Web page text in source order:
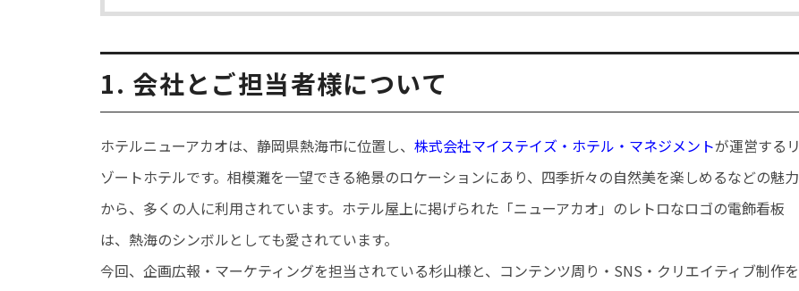
1. 会社とご担当者様について
ホテルニューアカオは、静岡県熱海市に位置し、 株式会社マイステイズ・ホテル・マネジメントが運営するリ
ゾートホテルです。 相模灘を一望できる絶景のロケーションにあり、四季折々の自然美を楽しめるなどの魅力
から、多くの人に利用されています。ホテル屋上に掲げられた「ニューアカオ」のレトロなロゴの電飾看板
は、熱海のシンボルとしても愛されています。
今回、企画広報・マーケティングを担当されている杉山様と、コンテンツ周り・SNS・クリエイティブ制作を